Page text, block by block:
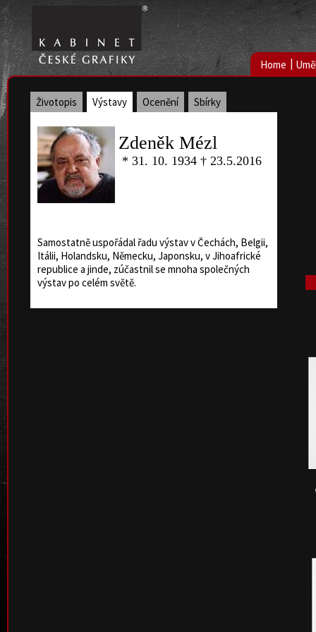
Home |
Životopis Výstavy Ocenění Sbírky
Zdeněk Mézl
* 31. 10. 1934 † 23.5.2016
Samostatně uspořádal řadu výstav v Čechách, Belgii,
Itálii, Holandsku, Německu, Japonsku, v Jihoafrické
republice a jinde, zúčastnil se mnoha společných
výstav po celém světě.